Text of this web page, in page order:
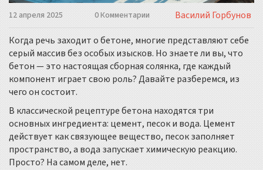
12 апреля 2025 0 Комментарии
Василий Горбунов
Когда речь заходит о бетоне, многие представляют себе
серый массив без особых изысков. Но знаете ли вы, что
бетон — это настоящая сборная солянка, где каждый
компонент играет свою роль? Давайте разберемся, из
чего он состоит.
В классической рецептуре бетона находятся три
основных ингредиента: цемент, песок и вода. Цемент
действует как связующее вещество, песок заполняет
пространство, а вода запускает химическую реакцию.
Просто? На самом деле, нет.